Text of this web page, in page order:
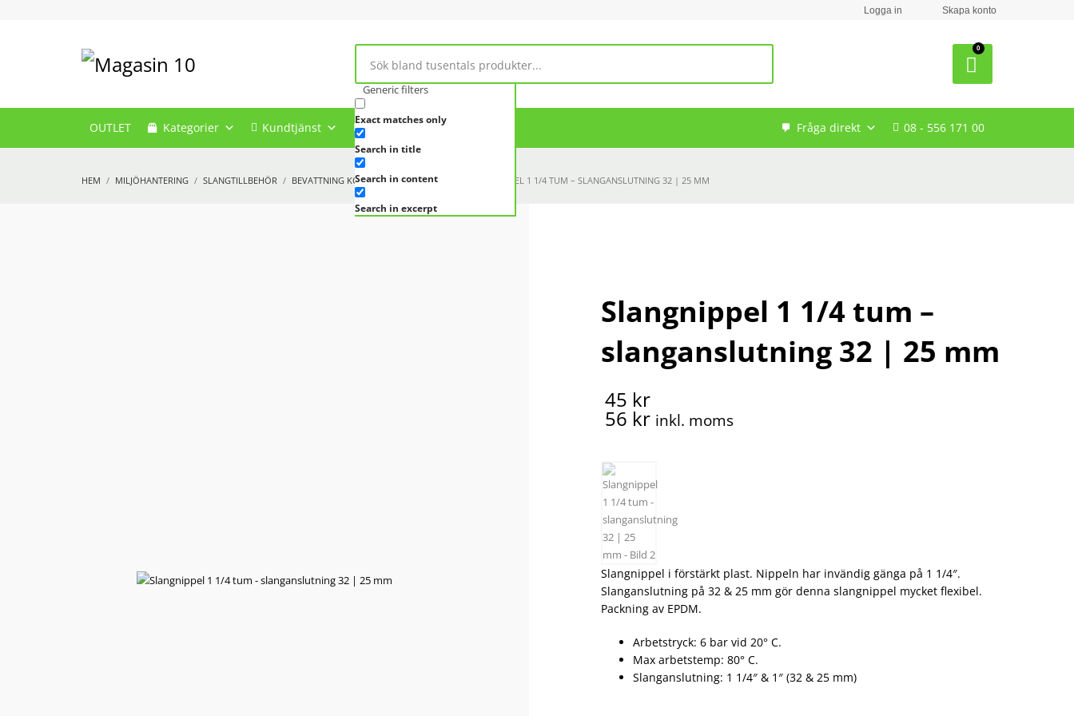
Logga in Skapa konto
Generic filters
Exact matches only
Search in title
Search in content
Search in excerpt
OUTLET Kategorier Kundtjänst Om Magasin 10 08 - 556 171 00
Fråga direkt
HEM MILJÖHANTERING SLANGTILLBEHÖR BEVATTNING KOPPLINGAR NIPPLAR SLANGNIPPEL 1 1/4 TUM – SLANGANSLUTNING 32 | 25 MM
Slangnippel 1 1/4 tum –
slanganslutning 32 | 25 mm
45 kr
56 kr inkl. moms
Slangnippel i förstärkt plast. Nippeln har invändig gänga på 1 1/4″.
Slanganslutning på 32 & 25 mm gör denna slangnippel mycket flexibel.
Packning av EPDM.
Arbetstryck: 6 bar vid 20° C.
Max arbetstemp: 80° C.
Slanganslutning: 1 1/4″ & 1″ (32 & 25 mm)